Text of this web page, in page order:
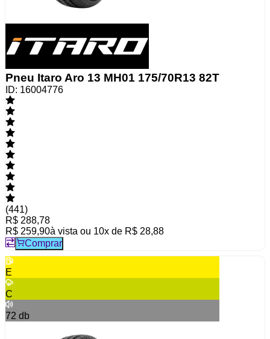
Pneu Itaro Aro 13 MH01 175/70R13 82T
ID: 16004776
(441)
R$ 288,78
R$ 259,90à vista ou 10x de R$ 28,88
Comprar
E
C
72 db